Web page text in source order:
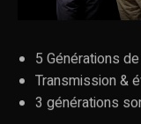
5 Générations
Transmission &
3 générations